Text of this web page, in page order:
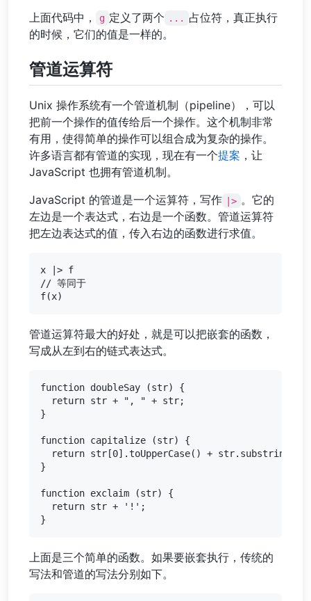
上面代码中， g 定义了两个 ...
占位符，真正执行
的时候，它们的值是一样的。
管道运算符
Unix 操作系统有一个管道机制（pipeline），可以
把前一个操作的值传给后一个操作。这个机制非常
有用，使得简单的操作可以组合成为复杂的操作。
许多语言都有管道的实现，现在有一个提案 ，让
JavaScript 也拥有管道机制。
JavaScript 的管道是一个运算符，写作 |> 。它的
左边是一个表达式，右边是一个函数。管道运算符
把左边表达式的值，传入右边的函数进行求值。
x |> f
// 等同于
管道运算符最大的好处，就是可以把嵌套的函数，
写成从左到右的链式表达式。
function doubleSay (str) {
  return str + ", " + str;
}
function capitalize (str) {
return str[0].toUpperCase() +
}
function exclaim (str) {
  return str + '!';
上面是三个简单的函数。如果要嵌套执行，传统的
写法和管道的写法分别如下。